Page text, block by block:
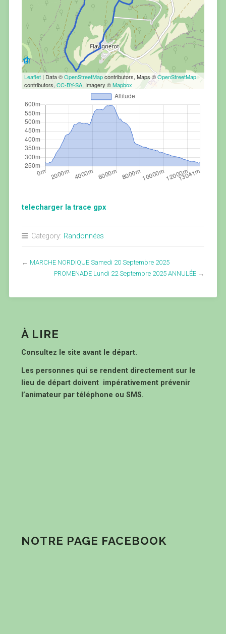
Leaflet| Data ©OpenStreetMapcontributors, Maps ©OpenStreetMap
contributors, CC-BY-SA, Imagery ©Mapbox
telecharger la trace gpx
Category: Randonnées
← MARCHE NORDIQUE Samedi 20 Septembre 2025
PROMENADE Lundi 22 Septembre 2025 ANNULÉE →
À LIRE
Consultez le site avant le départ.
Les personnes qui se rendent directement sur le
lieu de départ doivent impérativement prévenir
l’animateur par téléphone ou SMS.
NOTRE PAGE FACEBOOK